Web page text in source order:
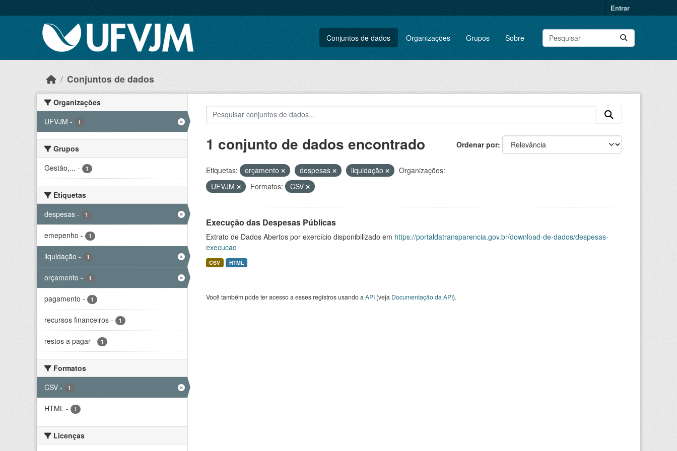
Entrar
Conjuntos de dados Organizações Grupos Sobre
Conjuntos de dados
Organizações
UFVJM - 1
Grupos
Gestão,... - 1
Etiquetas
despesas - 1
emepenho - 1
liquidação - 1
orçamento - 1
pagamento - 1
recursos financeiros - 1
restos a pagar - 1
Formatos
CSV - 1
HTML - 1
Licenças
Ordenar por
1 conjunto de dados encontrado
Etiquetas: orçamento despesas liquidação
Organizações:
UFVJM
Formatos: CSV
Execução das Despesas Públicas
Extrato de Dados Abertos por exercício disponibilizado em https://portaldatransparencia.gov.br/download-de-dados/despesas-
execucao
CSV HTML
Você também pode ter acesso a esses registros usando a API(veja Documentação da API).